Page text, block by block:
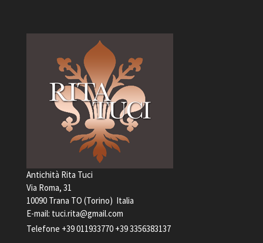
Antichità Rita Tuci
Via Roma, 31
10090 Trana TO (Torino) Italia
E-mail: tuci.rita@gmail.com
Telefone +39 011933770 +39 3356383137